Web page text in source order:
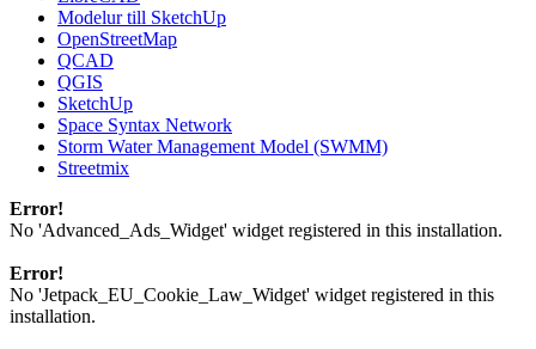
Modelur till SketchUp
OpenStreetMap
QCAD
QGIS
SketchUp
Space Syntax Network
Storm Water Management Model (SWMM)
Streetmix
Error!
No 'Advanced_Ads_Widget' widget registered in this installation.
Error!
No 'Jetpack_EU_Cookie_Law_Widget' widget registered in this
installation.